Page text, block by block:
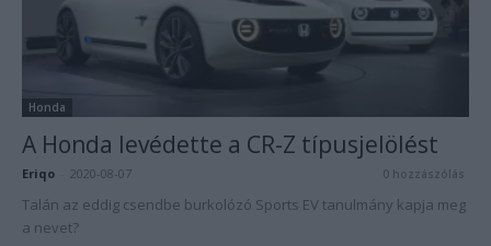
Honda
A Honda levédette a CR-Z típusjelölést
Eriqo 2020-08-07 0 hozzászólás
Talán az eddig csendbe burkolózó Sports EV tanulmány kapja meg
a nevet?